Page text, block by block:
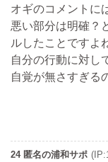
オギのコメントに
悪い部分は明確？
ルしたことですよ
自分の行動に対し
自覚が無さすぎる
24 匿名の浦和サポ